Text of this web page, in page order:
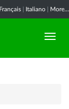
Français Italiano More...